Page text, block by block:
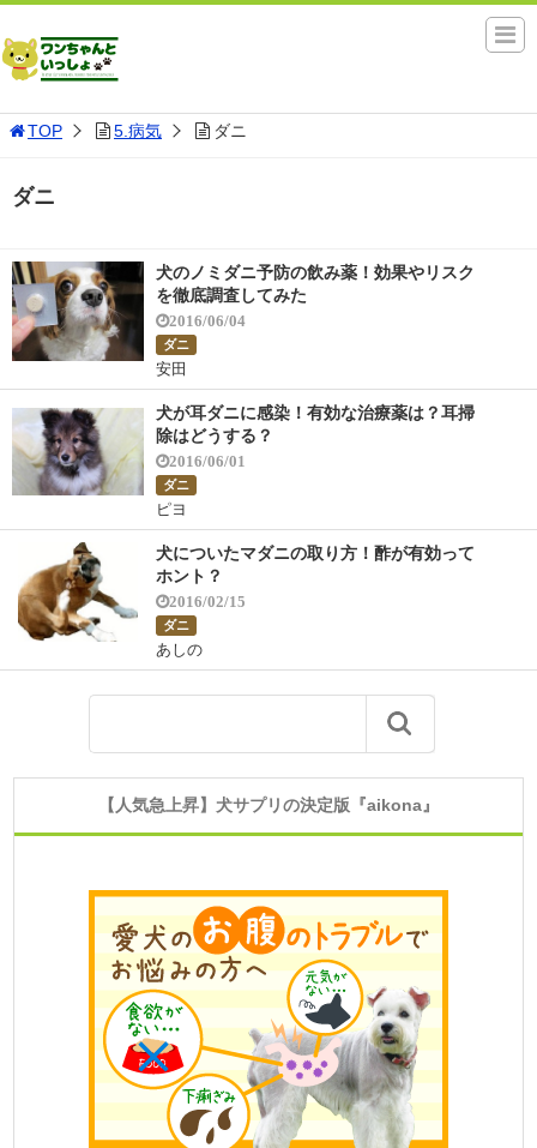
TOP 5.病気 ダニ
ダニ
犬のノミダニ予防の飲み薬！効果やリスク
を徹底調査してみた
2016/06/04
ダニ
安田
犬が耳ダニに感染！有効な治療薬は？耳掃
除はどうする？
2016/06/01
ダニ
ピヨ
犬についたマダニの取り方！酢が有効って
ホント？
2016/02/15
ダニ
あしの
【人気急上昇】犬サプリの決定版『aikona』